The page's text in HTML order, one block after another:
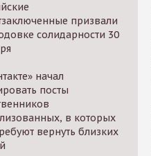
призвали
солидарности 30
начал
посты
в которых
вернуть близких